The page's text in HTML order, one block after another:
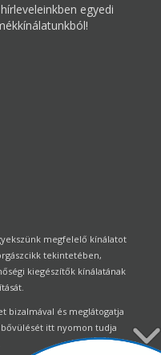
egyedi
megfelelő kínálatot
tekintetében,
kiegészítők kínálatának
bizalmával és meglátogatja
itt nyomon tudja